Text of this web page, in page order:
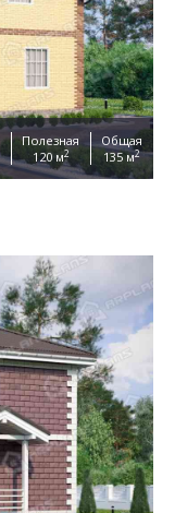
Полезная
120 м2
Общая
135 м2